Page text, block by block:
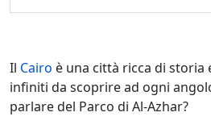
Il Cairo è una città ricca di storia
infiniti da scoprire ad ogni
parlare del Parco di Al-Azhar?